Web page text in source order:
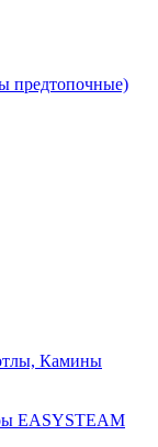
предтопочные)
Камины
EASYSTEAM